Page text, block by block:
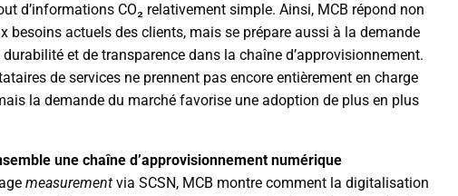
d’informations CO₂ relativement simple. Ainsi, MCB répond non
besoins actuels des clients, mais se prépare aussi à la demande
et de transparence dans la chaîne d’approvisionnement.
de services ne prennent pas encore entièrement en charge
la demande du marché favorise une adoption de plus en plus
une chaîne d’approvisionnement numérique
measurement via SCSN, MCB montre comment la digitalisation